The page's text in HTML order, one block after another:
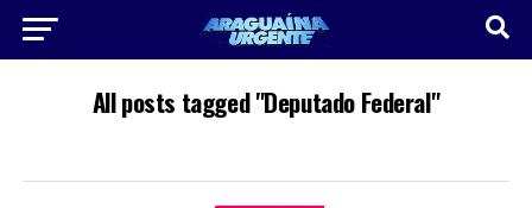
All posts tagged "Deputado Federal"